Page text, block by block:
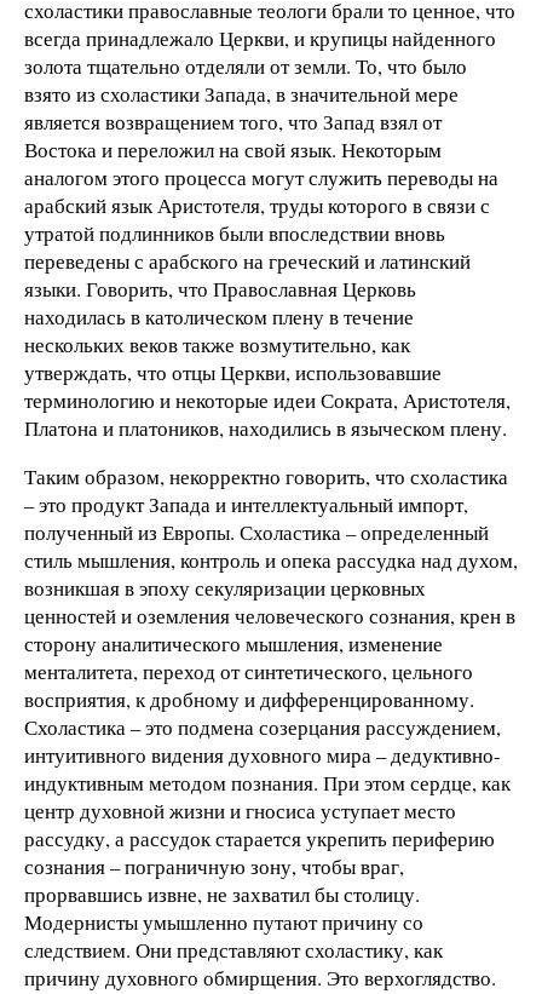
схоластики православные теологи брали то ценное, что
всегда принадлежало Церкви, и крупицы найденного
золота тщательно отделяли от земли. То, что было
взято из схоластики Запада, в значительной мере
является возвращением того, что Запад взял от
Востока и переложил на свой язык. Некоторым
аналогом этого процесса могут служить переводы на
арабский язык Аристотеля, труды которого в связи с
утратой подлинников были впоследствии вновь
переведены с арабского на греческий и латинский
языки. Говорить, что Православная Церковь
находилась в католическом плену в течение
нескольких веков также возмутительно, как
утверждать, что отцы Церкви, использовавшие
терминологию и некоторые идеи Сократа, Аристотеля,
Платона и платоников, находились в языческом плену.
Таким образом, некорректно говорить, что схоластика
– это продукт Запада и интеллектуальный импорт,
полученный из Европы. Схоластика – определенный
стиль мышления, контроль и опека рассудка над духом,
возникшая в эпоху секуляризации церковных
ценностей и оземления человеческого сознания, крен в
сторону аналитического мышления, изменение
менталитета, переход от синтетического, цельного
восприятия, к дробному и дифференцированному.
Схоластика – это подмена созерцания рассуждением,
интуитивного видения духовного мира – дедуктивно-
индуктивным методом познания. При этом сердце, как
центр духовной жизни и гносиса уступает место
рассудку, а рассудок старается укрепить периферию
сознания – пограничную зону, чтобы враг,
прорвавшись извне, не захватил бы столицу.
Модернисты умышленно путают причину со
следствием. Они представляют схоластику, как
причину духовного обмирщения. Это верхоглядство.